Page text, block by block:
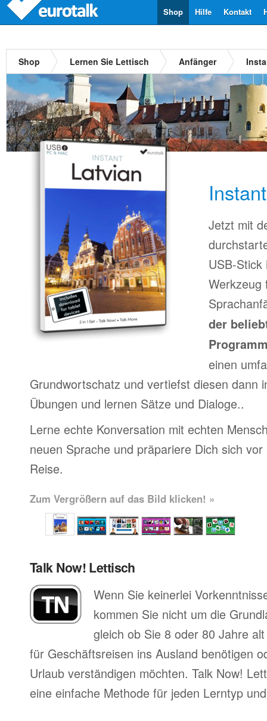
Kontakt
Hilfe
Shop
Shop Lernen Sie Lettisch Anfänger
Jetzt mit
USB-
Werkzeug
der
einen
Grundwortschatz und vertiefst diesen dann
Übungen und lernen Sätze und Dialoge..
Lerne echte Konversation mit echten
neuen Sprache und präpariere Dich sich
Reise.
Zum Vergrößern auf das Bild klicken! »
Talk Now! Lettisch
Wenn Sie keinerlei
kommen Sie nicht um die
gleich ob Sie 8 oder 80 Jahre
für Geschäftsreisen ins Ausland benötigen
Urlaub verständigen möchten. Talk Now!
eine einfache Methode für jeden Lerntyp